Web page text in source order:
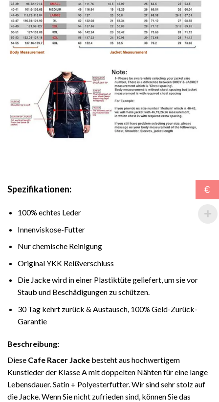
Spezifikationen:
100% echtes Leder
Innenviskose-Futter
Nur chemische Reinigung
Original YKK Reißverschluss
Die Jacke wird in einer Plastiktüte geliefert, um sie vor
Staub und Beschädigungen zu schützen.
30 Tag kehrt zurück & Austausch, 100% Geld-Zurück-
Garantie
Beschreibung:
Diese Cafe Racer Jacke besteht aus hochwertigem
Kunstleder der Klasse A mit doppelten Nähten für eine lange
Lebensdauer. Satin + Polyesterfutter. Wir sind sehr stolz auf
die Jacke. Wenn Sie nicht zufrieden sind, können Sie das
€